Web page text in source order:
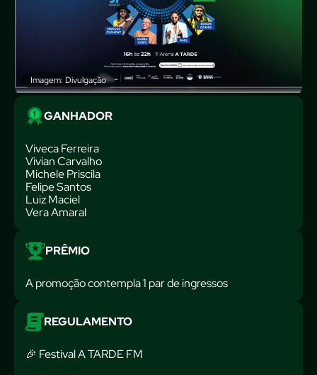
Imagem: Divulgação
GANHADOR
Viveca Ferreira
Vivian Carvalho
Michele Priscila
Felipe Santos
Luiz Maciel
Vera Amaral
PRÊMIO
A promoção contempla 1 par de ingressos
REGULAMENTO
🎉 Festival A TARDE FM